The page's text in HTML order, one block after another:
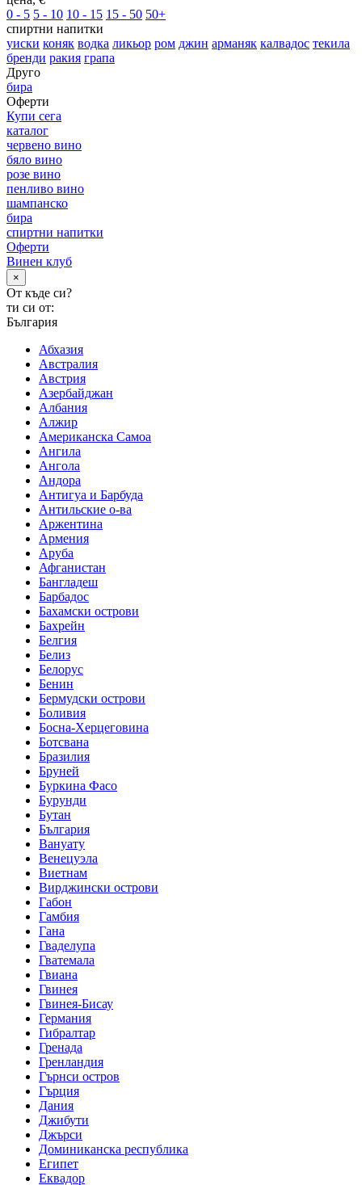
0 - 5 5 - 10 10 - 15 15 - 50 50+
спиртни напитки
уиски коняк водка ликьор ром джин арманяк калвадос текила
бренди ракия грапа
Друго
бира
Оферти
Купи сега
каталог
червено вино
бяло вино
розе вино
пенливо вино
шампанско
бира
спиртни напитки
Оферти
Винен клуб
×
От къде си?
ти си от:
България
Абхазия
Австралия
Австрия
Азербайджан
Албания
Алжир
Американска Самоа
Ангила
Ангола
Андора
Антигуа и Барбуда
Антильские о-ва
Аржентина
Армения
Аруба
Афганистан
Бангладеш
Барбадос
Бахамски острови
Бахрейн
Белгия
Белиз
Белорус
Бенин
Бермудски острови
Боливия
Босна-Херцеговина
Ботсвана
Бразилия
Бруней
Буркина Фасо
Бурунди
Бутан
България
Вануату
Венецуэла
Виетнам
Вирджински острови
Габон
Гамбия
Гана
Гваделупа
Гватемала
Гвиана
Гвинея
Гвинея-Бисау
Германия
Гибралтар
Гренада
Гренландия
Гърнси остров
Гърция
Дания
Джибути
Джърси
Доминиканска республика
Египет
Еквадор